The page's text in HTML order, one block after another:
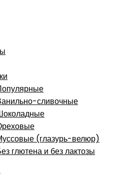
сливочные
(глазурь-велюр)
глютена и без лактозы